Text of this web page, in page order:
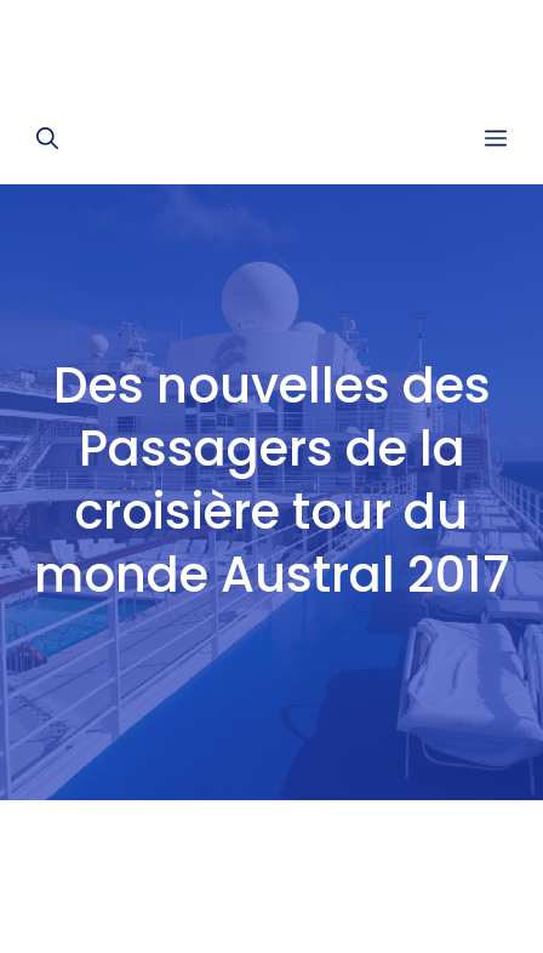
Des nouvelles des
Passagers de la
croisière tour du
monde Austral 2017